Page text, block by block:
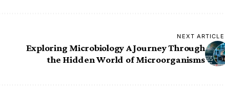
NEXT ARTICLE
Exploring Microbiology A Journey Through
the Hidden World of Microorganisms